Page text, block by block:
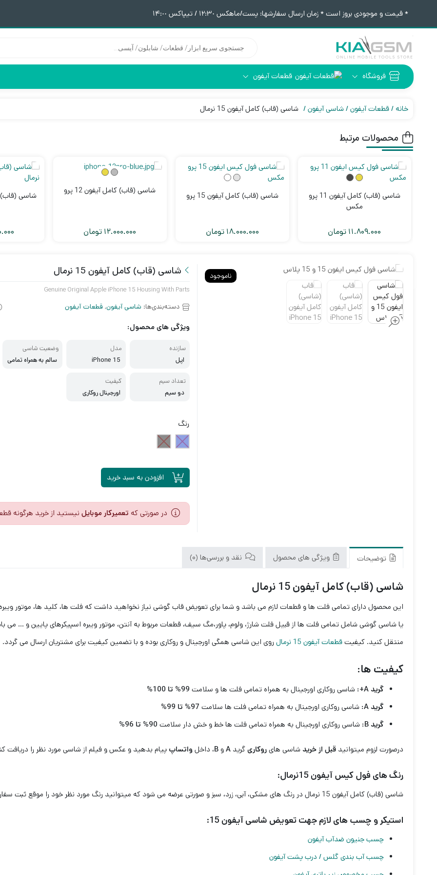
* قیمت و موجودی بروز است * زمان ارسال سفارشها: پست/ماهکس ١٢:٣٠ / تیپاکس ١۴:٠٠
محصولات
فروشگاه
ابزار لحیم کاری
قطعات آیفون
آیفون 6 خانه قطعات آیفون شاسی آیفون شاسی (قاب) کامل آیفون 15 نرمال
محصولات مرتبط
شاسی (قاب) کامل آیفون 11 پرو
مکس
11.809.000 تومان
شاسی (قاب) کامل آیفون 15 پرو
18.000.000 تومان
شاسی (قاب) کامل آیفون 12 پرو
12.000.000 تومان
شاسی (قاب)
ناموجود شاسی (قاب) کامل آیفون 15 نرمال
Genuine Original Apple iPhone 15 Housing With Parts
دسته‌بندی‌ها: شاسی آیفون, قطعات آیفون
ویژگی های محصول:
سازنده
اپل
مدل
iPhone 15
وضعیت شاسی
سالم به همراه تمامی
تعداد سیم
دو سیم
کیفیت
اورجینال روکاری
رنگ
افزودن به سبد خرید
در صورتی که تعمیرکار موبایلنیستید از خرید هرگونه
توضیحات ویژگی های محصول نقد و بررسی‌ها (0)
شاسی (قاب) کامل آیفون 15 نرمال
این محصول دارای تمامی فلت ها و قطعات لازم می باشد و شما برای تعویض قاب گوشی نیاز نخواهید داشت که فلت ها، کلید ها، موتور
یا شاسی گوشی شامل تمامی فلت ها از قبیل فلت شارژ، ولوم، پاور،مگ سیف، قطعات مربوط به آنتن، موتور ویبره اسپیکرهای پایین و … می
منتقل کنید. کیفیتقطعات آیفون 15 نرمال روی این شاسی همگی اورجینال و روکاری بوده و با تضمین کیفیت برای مشتریان ارسال می گردد.
کیفیت ها:
گرید A+: شاسی روکاری اورجینال به همراه تمامی فلت ها و سلامت99% تا 100%
گرید A:
شاسی روکاری اورجینال به همراه تمامی فلت ها سلامت 97% تا 99%
گرید B:
شاسی روکاری اورجینال به همراه تمامی فلت ها خط و خش دار سلامت 90% تا 96%
درصورت لزوم میتوانید قبل از خرید شاسی هایروکاریگرید Aو B، داخلواتساپ پیام بدهید و عکس و فیلم از شاسی مورد نظر را دریافت
رنگ های فول کیس آیفون 15نرمال:
شاسی (قاب) کامل آیفون 15 نرمال در رنگ های مشکی، آبی، زرد، سبز و صورتی عرضه می شود که میتوانید رنگ مورد نظر خود را موقع ثبت سفارش انتخاب کنید.
استیکر و چسب های لازم جهت تعویض شاسی آیفون 15:
چسب جنیون ضدآب آیفون
چسب آب بندی گلس / درب پشت آیفون